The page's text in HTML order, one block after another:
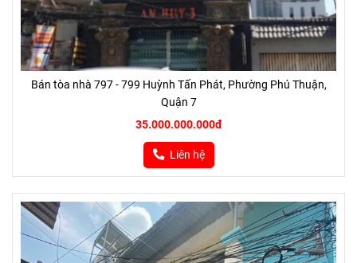
Bán tòa nhà 797 - 799 Huỳnh Tấn Phát, Phường Phú Thuận,
Quận 7
35.000.000.000đ
Liên hệ